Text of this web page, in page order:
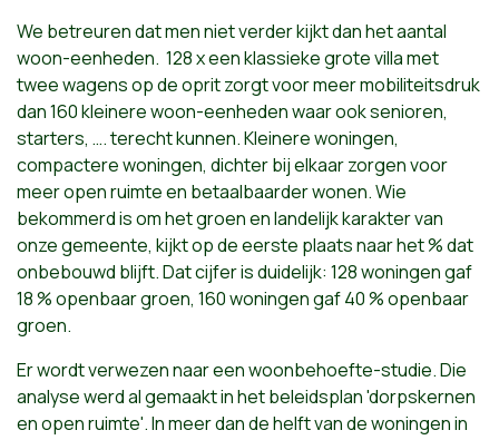
We betreuren dat men niet verder kijkt dan het aantal
woon-eenheden. 128 x een klassieke grote villa met
twee wagens op de oprit zorgt voor meer mobiliteitsdruk
dan 160 kleinere woon-eenheden waar ook senioren,
starters, …. terecht kunnen. Kleinere woningen,
compactere woningen, dichter bij elkaar zorgen voor
meer open ruimte en betaalbaarder wonen. Wie
bekommerd is om het groen en landelijk karakter van
onze gemeente, kijkt op de eerste plaats naar het % dat
onbebouwd blijft. Dat cijfer is duidelijk: 128 woningen gaf
18 % openbaar groen, 160 woningen gaf 40 % openbaar
groen.
Er wordt verwezen naar een woonbehoefte-studie. Die
analyse werd al gemaakt in het beleidsplan 'dorpskernen
en open ruimte'. In meer dan de helft van de woningen in